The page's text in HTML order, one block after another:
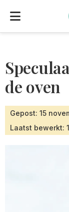
de oven
Gepost: 15
Laatst bewerkt: